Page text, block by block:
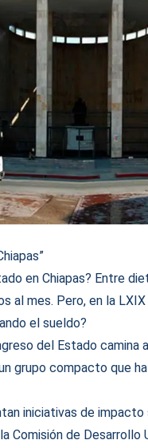
en Chiapas? Entre
al mes. Pero, en la
el sueldo?
del Estado camina
grupo compacto que
iniciativas de
Comisión de